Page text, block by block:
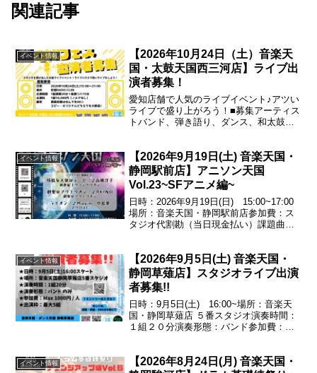
関連記事
イベント情報
【2026年10月24日（土）音楽天
国・太鼓天国西三河店】ライブ出
演者募集！
愛知店舗で人気のライブイベント♪アツい
ライブで盛り上がろう！■募集アーティス
トバンド、弾き語り、ダンス、和太鼓な
+転換リハ15分）■場所安城RADIO
CLUB■...
イベント情報
【2026年9月19日(土) 音楽天国・
静岡駅前店】アニソン天国
Vol.23~SFアニメ編~
日時：2026年9月19日(日) 15:00~17:00
場所：音楽天国・静岡駅前店参加費：ス
タジオ代割勘（当日現金払い）課題曲残
♪AKINO（創聖のアクエリオン）ライ...
イベント情報
【2026年9月5日(土) 音楽天国・
静岡草薙店】スタジオライブ出演
者募集!!
日時：9月5日(土) 16:00~場所：音楽天
国・静岡草薙店 ５番スタジオ演奏時間：
１組２０分演奏形態：バンド参加費：
イベント情報
【2026年8月24日(月) 音楽天国・